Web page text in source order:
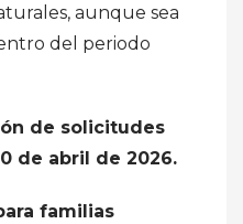
aunque sea
del periodo
de solicitudes
de abril de 2026.
familias